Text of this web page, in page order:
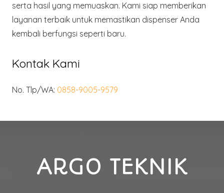
serta hasil yang memuaskan. Kami siap memberikan
layanan terbaik untuk memastikan dispenser Anda
kembali berfungsi seperti baru.
Kontak Kami
No. Tlp/WA: 0858-9005-9579
ARGO TEKNIK